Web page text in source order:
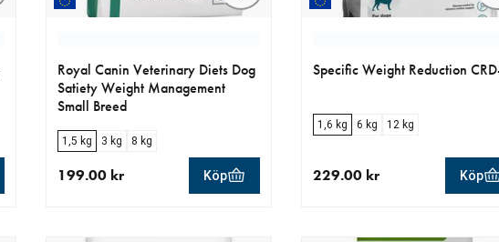
Royal Canin Veterinary Diets Dog
Satiety Weight Management
Small Breed
1,5 kg 3 kg 8 kg
199.00 kr Köp
Specific Weight Reduction
1,6 kg 6 kg 12 kg
229.00 kr Köp